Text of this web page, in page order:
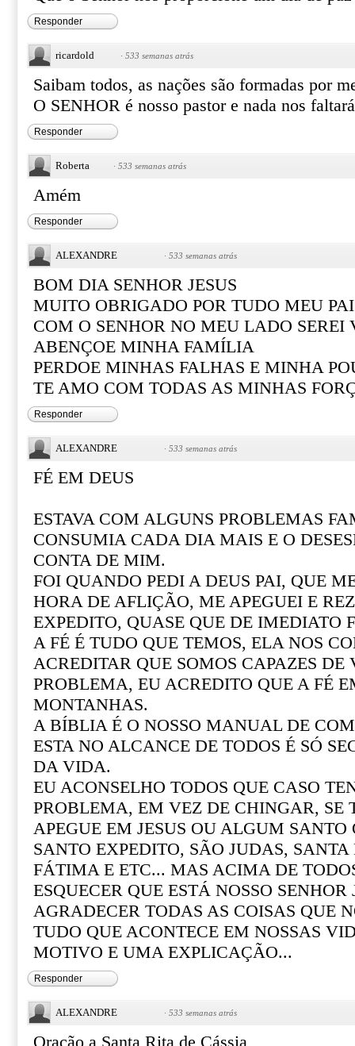
Responder
ricardold · 533 semanas atrás
Saibam todos, as nações são formadas por
O SENHOR é nosso pastor e nada nos
Responder
Roberta · 533 semanas atrás
Amém
Responder
ALEXANDRE · 533 semanas atrás
BOM DIA SENHOR JESUS
MUITO OBRIGADO POR TUDO MEU PAI
COM O SENHOR NO MEU LADO SEREI
ABENÇOE MINHA FAMÍLIA
PERDOE MINHAS FALHAS E MINHA
TE AMO COM TODAS AS MINHAS
Responder
ALEXANDRE · 533 semanas atrás
FÉ EM DEUS
ESTAVA COM ALGUNS PROBLEMAS
CONSUMIA CADA DIA MAIS E O
CONTA DE MIM.
FOI QUANDO PEDI A DEUS PAI, QUE
HORA DE AFLIÇÃO, ME APEGUEI E
EXPEDITO, QUASE QUE DE IMEDIATO
A FÉ É TUDO QUE TEMOS, ELA NOS
ACREDITAR QUE SOMOS CAPAZES DE
PROBLEMA, EU ACREDITO QUE A FÉ
MONTANHAS.
A BÍBLIA É O NOSSO MANUAL DE
ESTA NO ALCANCE DE TODOS É SÓ
DA VIDA.
EU ACONSELHO TODOS QUE CASO
PROBLEMA, EM VEZ DE CHINGAR, SE
APEGUE EM JESUS OU ALGUM SANTO
SANTO EXPEDITO, SÃO JUDAS, SANTA
FÁTIMA E ETC... MAS ACIMA DE
ESQUECER QUE ESTÁ NOSSO SENHOR
AGRADECER TODAS AS COISAS QUE
TUDO QUE ACONTECE EM NOSSAS
MOTIVO E UMA EXPLICAÇÃO...
Responder
ALEXANDRE · 533 semanas atrás
Oração a Santa Rita de Cássia